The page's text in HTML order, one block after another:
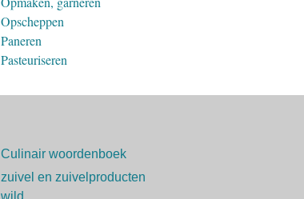
Opscheppen
Paneren
Pasteuriseren
Culinair woordenboek
zuivel en zuivelproducten
wild